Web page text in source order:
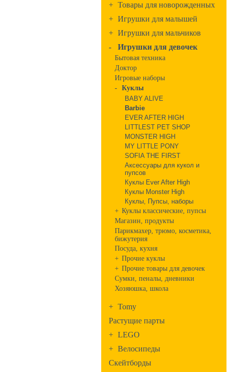
+ Товары для новорожденных
+ Игрушки для малышей
+ Игрушки для мальчиков
-
Игрушки для девочек
Бытовая техника
Доктор
Игровые наборы
- Куклы
BABY ALIVE
Barbie
EVER AFTER HIGH
LITTLEST PET SHOP
MONSTER HIGH
MY LITTLE PONY
SOFIA THE FIRST
Аксессуары для кукол и
пупсов
Куклы Ever After High
Куклы Monster High
Куклы, Пупсы, наборы
+ Куклы классические, пупсы
Магазин, продукты
Парикмахер, трюмо, косметика,
бижутерия
Посуда, кухня
+ Прочие куклы
+ Прочие товары для девочек
Сумки, пеналы, дневники
Хозяюшка, школа
+ Tomy
Растущие парты
+ LEGO
+ Велосипеды
Скейтборды